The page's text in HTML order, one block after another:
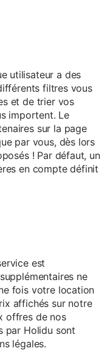
utilisateur a des
filtres vous
et de trier vos
importent. Le
sur la page
par vous, dès lors
! Par défaut, un
en compte définit
est
ne
fois votre location
affichés sur notre
offres de nos
par Holidu sont
légales.